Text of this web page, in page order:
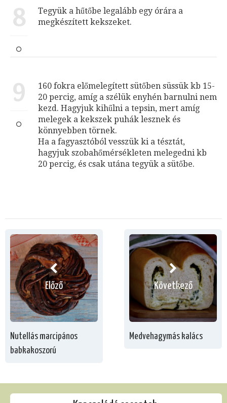
8
Tegyük a hűtőbe legalább egy órára a
megkészített kekszeket.
9
160 fokra előmelegített sütőben süssük kb 15-
20 percig, amíg a szélük enyhén barnulni nem
kezd. Hagyjuk kihűlni a tepsin, mert amíg
melegek a kekszek puhák lesznek és
könnyebben törnek.
Ha a fagyasztóból vesszük ki a tésztát,
hagyjuk szobahőmérsékleten melegedni kb
20 percig, és csak utána tegyük a sütőbe.
Előző
Nutellás marcipános
babkakoszorú
Következő
Medvehagymás kalács